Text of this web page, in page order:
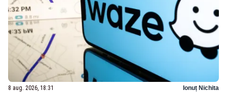
8 aug. 2026, 18:31 Ionuț Nichita